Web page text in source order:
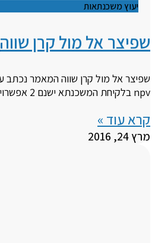
יעוץ משכנתאות
שפיצר אל מול קרן שווה
npv בלקיחת המשכנתא ישנם 2 אפשרויות פריסה
קרא עוד »
מרץ 24, 2016